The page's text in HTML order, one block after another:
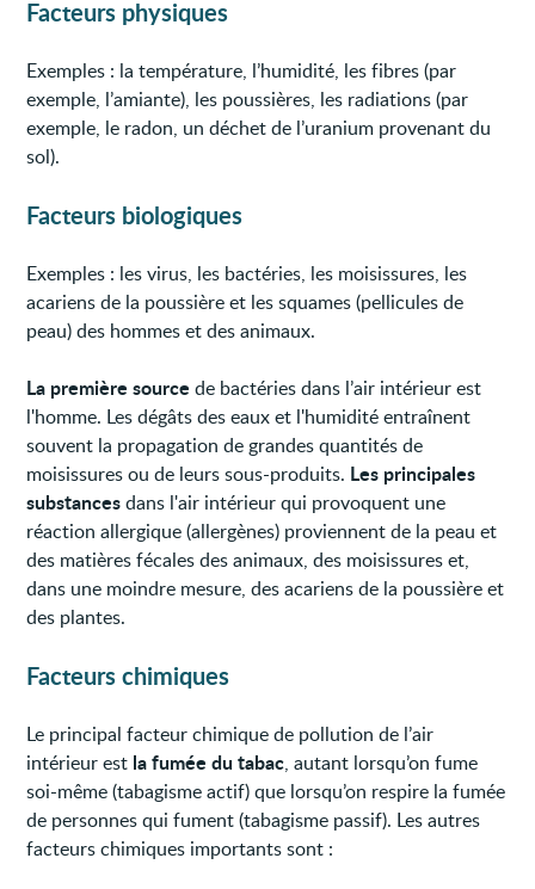
Facteurs physiques
Exemples : la température, l’humidité, les fibres (par
exemple, l’amiante), les poussières, les radiations (par
exemple, le radon, un déchet de l’uranium provenant du
sol).
Facteurs biologiques
Exemples : les virus, les bactéries, les moisissures, les
acariens de la poussière et les squames (pellicules de
peau) des hommes et des animaux.
La première source de bactéries dans l’air intérieur est
l'homme. Les dégâts des eaux et l'humidité entraînent
souvent la propagation de grandes quantités de
moisissures ou de leurs sous-produits. Les principales
substancesdans l'air intérieur qui provoquent une
réaction allergique (allergènes) proviennent de la peau et
des matières fécales des animaux, des moisissures et,
dans une moindre mesure, des acariens de la poussière et
des plantes.
Facteurs chimiques
Le principal facteur chimique de pollution de l’air
intérieur est la fumée du tabac, autant lorsqu’on fume
soi-même (tabagisme actif) que lorsqu’on respire la fumée
de personnes qui fument (tabagisme passif). Les autres
facteurs chimiques importants sont :